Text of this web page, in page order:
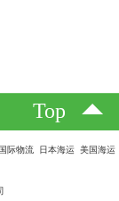
Top
际物流 日本海运 美国海运